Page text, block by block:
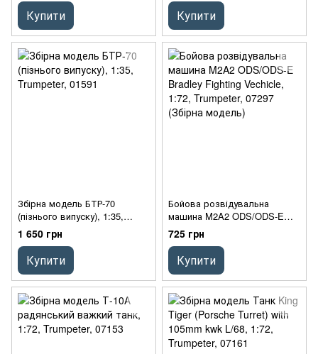
Купити Купити
Збірна модель БТР-70
(пізнього випуску), 1:35,
Trumpeter, 01591
1 650 грн
Купити
Бойова розвідувальна
машина M2A2 ODS/ODS-E
Bradley Fighting Vechicle, 1:72,
Trumpeter, 07297 (Збірна
модель)
725 грн
Купити